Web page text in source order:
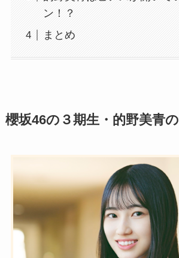
ン！？
まとめ
櫻坂46の３期生・ 的野美青